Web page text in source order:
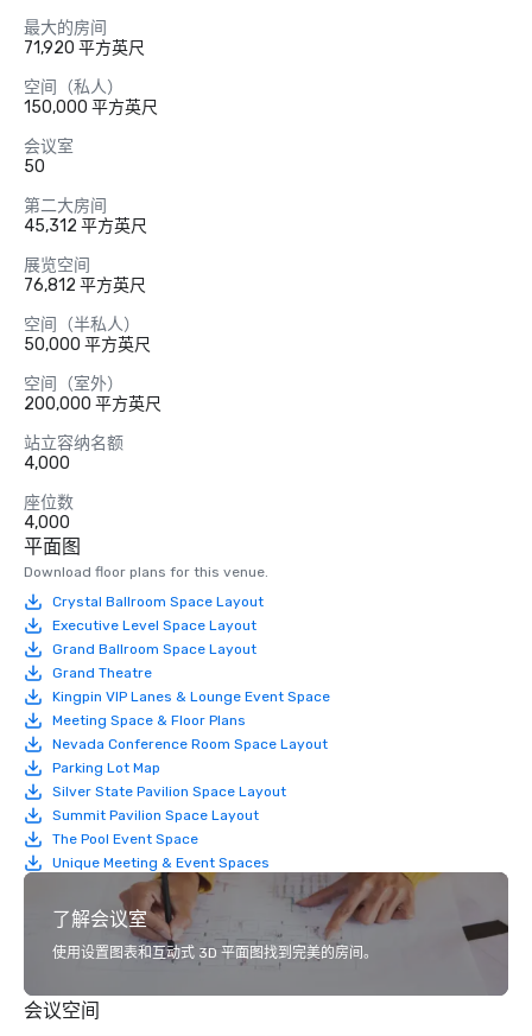
最大的房间
71,920 平方英尺
空间（私人）
150,000 平方英尺
会议室
50
第二大房间
45,312 平方英尺
展览空间
76,812 平方英尺
空间（半私人）
50,000 平方英尺
空间（室外）
200,000 平方英尺
站立容纳名额
4,000
座位数
4,000
平面图
Download floor plans for this venue.
Crystal Ballroom Space Layout
Executive Level Space Layout
Grand Ballroom Space Layout
Grand Theatre
Kingpin VIP Lanes & Lounge Event Space
Meeting Space & Floor Plans
Nevada Conference Room Space Layout
Parking Lot Map
Silver State Pavilion Space Layout
Summit Pavilion Space Layout
The Pool Event Space
Unique Meeting & Event Spaces
了解会议室
使用设置图表和互动式 3D 平面图找到完美的房间。
会议空间